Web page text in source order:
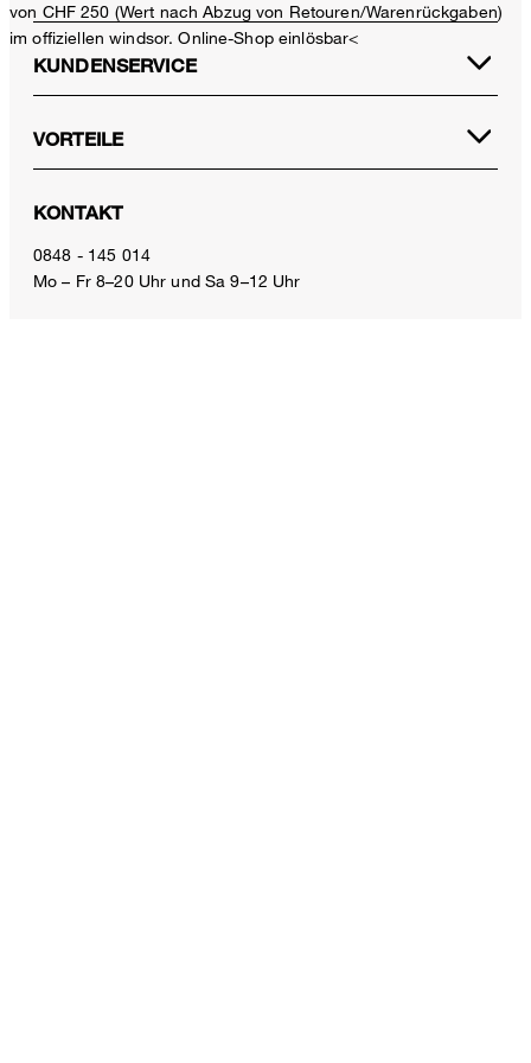
CHF 329.00
inkl. MwSt
Grösse auswählen
von CHF 250 (Wert nach Abzug von Retouren/Warenrückgaben)
im offiziellen windsor. Online-Shop einlösbar<
KUNDENSERVICE
VORTEILE
KONTAKT
0848 - 145 014
Mo – Fr 8–20 Uhr und Sa 9–12 Uhr